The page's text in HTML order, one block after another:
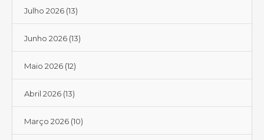
Julho 2026 (13)
Junho 2026 (13)
Maio 2026 (12)
Abril 2026 (13)
Março 2026 (10)